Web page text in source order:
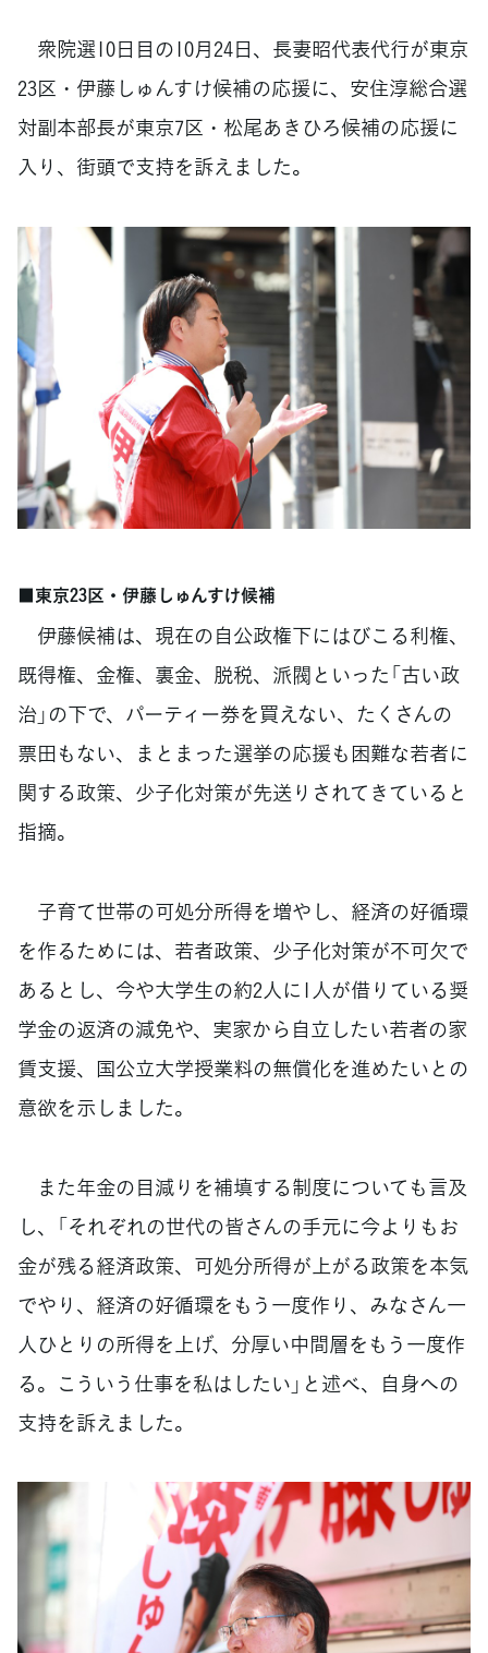
衆院選10日目の10月24日、長妻昭代表代行が東京
23区・伊藤しゅんすけ候補の応援に、安住淳総合選
対副本部長が東京7区・松尾あきひろ候補の応援に
入り、街頭で支持を訴えました。
■東京23区・伊藤しゅんすけ候補
伊藤候補は、現在の自公政権下にはびこる利権、
既得権、金権、裏金、脱税、派閥といった「古い政
治」の下で、パーティー券を買えない、たくさんの
票田もない、まとまった選挙の応援も困難な若者に
関する政策、少子化対策が先送りされてきていると
指摘。
子育て世帯の可処分所得を増やし、経済の好循環
を作るためには、若者政策、少子化対策が不可欠で
あるとし、今や大学生の約2人に1人が借りている奨
学金の返済の減免や、実家から自立したい若者の家
賃支援、国公立大学授業料の無償化を進めたいとの
意欲を示しました。
また年金の目減りを補填する制度についても言及
し、「それぞれの世代の皆さんの手元に今よりもお
金が残る経済政策、可処分所得が上がる政策を本気
でやり、経済の好循環をもう一度作り、みなさん一
人ひとりの所得を上げ、分厚い中間層をもう一度作
る。こういう仕事を私はしたい」と述べ、自身への
支持を訴えました。